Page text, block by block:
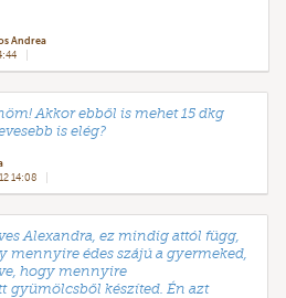
Andrea
Akkor ebből is mehet 15 dkg
is elég?
14:08
Alexandra, ez mindig attól függ,
mennyire édes szájú a gyermeked,
hogy mennyire
gyümölcsből készíted. Én azt